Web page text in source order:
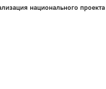
национального